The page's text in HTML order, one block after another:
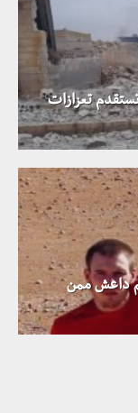
تعزازات
داعش ممن